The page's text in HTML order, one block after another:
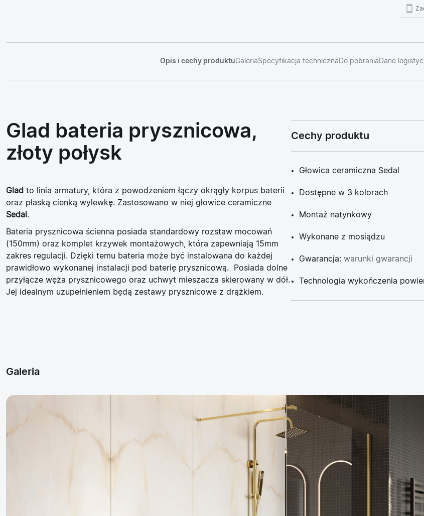
Opis i cechy produktuGaleriaSpecyfikacja techniczna Do pobrania Dane
Glad bateria prysznicowa,
złoty połysk
Glad to linia armatury, która z powodzeniem łączy okrągły korpus baterii
oraz płaską cienką wylewkę. Zastosowano w niej głowice ceramiczne
Sedal .
Bateria prysznicowa ścienna posiada standardowy rozstaw mocowań
(150mm) oraz komplet krzywek montażowych, która zapewniają 15mm
zakres regulacji. Dzięki temu bateria może być instalowana do każdej
prawidłowo wykonanej instalacji pod baterię prysznicową. Posiada dolne
przyłącze węża prysznicowego oraz uchwyt mieszacza skierowany w dół.
Jej idealnym uzupełnieniem będą zestawy prysznicowe z drążkiem.
Cechy produktu
Głowica ceramiczna Sedal
Dostępne w 3 kolorach
Montaż natynkowy
Wykonane z mosiądzu
Gwarancja: warunki gwarancji
Technologia wykończenia
Galeria